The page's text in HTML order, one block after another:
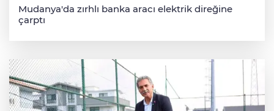
Mudanya'da zırhlı banka aracı elektrik direğine
çarptı